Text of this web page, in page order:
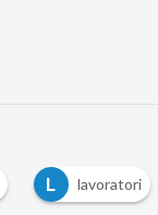
L lavoratori